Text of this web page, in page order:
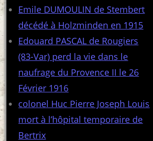
Emile DUMOULIN de Stembert
décédé à Holzminden en 1915
Edouard PASCAL de Rougiers
(83-Var) perd la vie dans le
naufrage du Provence II le 26
Février 1916
colonel Huc Pierre Joseph Louis
mort à l’hôpital temporaire de
Bertrix